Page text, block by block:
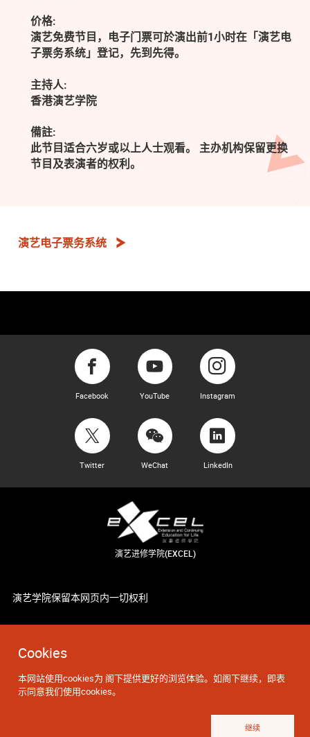
Cookies
本网站使用cookies为 阁下提供更好的浏览体验。如阁下继续，即表
示同意我们使用cookies。
继续
价格:
演艺免费节目，电子门票可於演出前1小时在「演艺电
子票务系统」登记，先到先得。
主持人:
香港演艺学院
備註:
此节目适合六岁或以上人士观看。 主办机构保留更换
节目及表演者的权利。
演艺电子票务系统
Facebook YouTube Instagram
Twitter WeChat LinkedIn
演艺进修学院(EXCEL)
演艺学院保留本网页内一切权利